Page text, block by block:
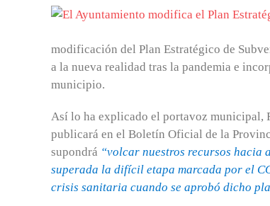
modificación del Plan Estratégico de
a la nueva realidad tras la pandemia e
municipio.
Así lo ha explicado el portavoz municipal,
publicará en el Boletín Oficial de la
supondrá “volcar nuestros recursos hacia
superada la difícil etapa marcada por el
crisis sanitaria cuando se aprobó dicho